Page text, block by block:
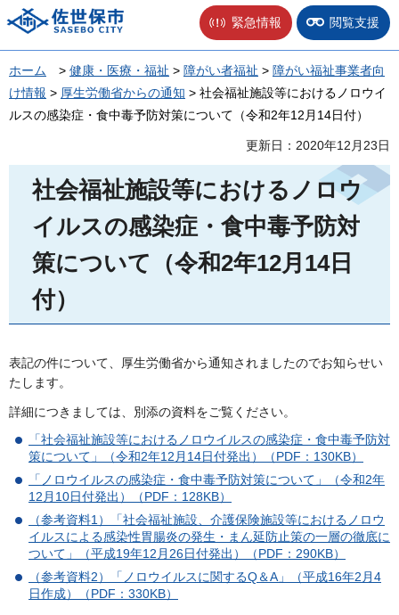
佐世保市 緊急情報 閲覧支援
ホーム > 健康・医療・福祉 > 障がい者福祉 > 障がい福祉事業者向
け情報 > 厚生労働省からの通知 > 社会福祉施設等におけるノロウイ
ルスの感染症・食中毒予防対策について（令和2年12月14日付）
更新日：2020年12月23日
社会福祉施設等におけるノロウ
イルスの感染症・食中毒予防対
策について（令和2年12月14日
付）
表記の件について、厚生労働省から通知されましたのでお知らせい
たします。
詳細につきましては、別添の資料をご覧ください。
「社会福祉施設等におけるノロウイルスの感染症・食中毒予防対
策について」（令和2年12月14日付発出）（PDF：130KB）
「ノロウイルスの感染症・食中毒予防対策について」（令和2年
12月10日付発出）（PDF：128KB）
（参考資料1）「社会福祉施設、介護保険施設等におけるノロウ
イルスによる感染性胃腸炎の発生・まん延防止策の一層の徹底に
ついて」（平成19年12月26日付発出）（PDF：290KB）
（参考資料2）「ノロウイルスに関するQ＆A」（平成16年2月4
日作成）（PDF：330KB）